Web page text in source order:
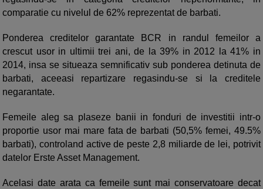
comparatie cu nivelul de 62% reprezentat de barbati.
Ponderea creditelor garantate BCR in randul femeilor a
crescut usor in ultimii trei ani, de la 39% in 2012 la 41% in
2014, insa se situeaza semnificativ sub ponderea detinuta de
barbati, aceeasi repartizare regasindu-se si la creditele
negarantate.
Femeile aleg sa plaseze banii in fonduri de investitii intr-o
proportie usor mai mare fata de barbati (50,5% femei, 49.5%
barbati), controland active de peste 2,8 miliarde de lei, potrivit
datelor Erste Asset Management.
Acelasi date arata ca femeile sunt mai conservatoare decat